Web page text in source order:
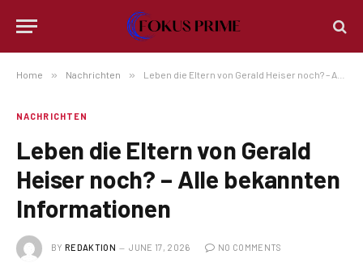
Home » Nachrichten » Leben die Eltern von Gerald Heiser noch? – Alle bekannten Informationen
NACHRICHTEN
Leben die Eltern von Gerald
Heiser noch? – Alle bekannten
Informationen
BY REDAKTION JUNE 17, 2026 NO COMMENTS